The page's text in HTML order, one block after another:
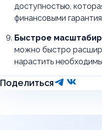
доступностью,
финансовыми
Быстрое
можно быстро
нарастить
Поделиться